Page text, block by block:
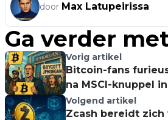
door Max Latupeirissa
Ga verder
Vorig artikel
Bitcoin-fans
na MSCI-knuppel
hoenderhok
Volgend artikel
Zcash bereidt zich